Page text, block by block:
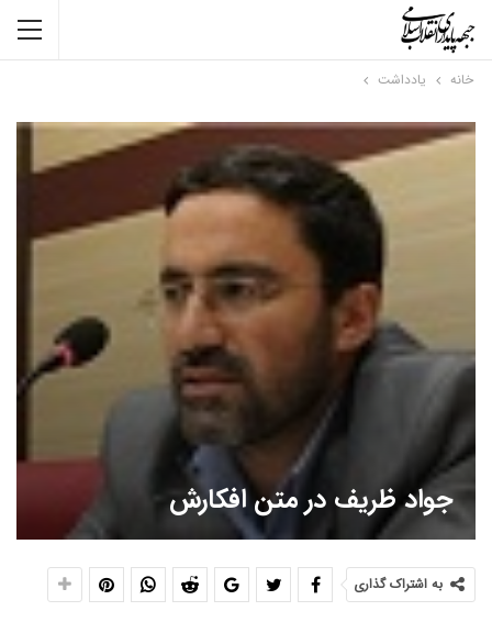
خانه یادداشت
جواد ظریف در متن افکارش
به اشتراک گذاری